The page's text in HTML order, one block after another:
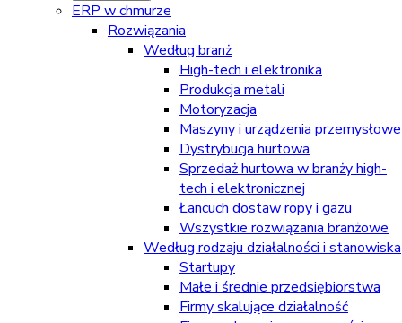
ERP w chmurze
Rozwiązania
Według branż
High-tech i elektronika
Produkcja metali
Motoryzacja
Maszyny i urządzenia przemysłowe
Dystrybucja hurtowa
Sprzedaż hurtowa w branży high-
tech i elektronicznej
Łancuch dostaw ropy i gazu
Wszystkie rozwiązania branżowe
Według rodzaju działalności i stanowiska
Startupy
Małe i średnie przedsiębiorstwa
Firmy skalujące działalność